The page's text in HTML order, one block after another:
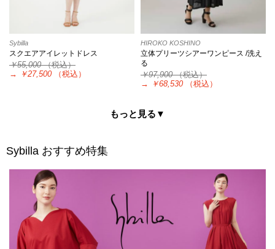
Sybilla
スクエアアイレットドレス
￥55,000（税込）
→
￥27,500 （税込）
HIROKO KOSHINO
立体プリーツシアーワンピース /洗え
る
￥97,900（税込）
→
￥68,530 （税込）
もっと見る▼
Sybilla おすすめ特集